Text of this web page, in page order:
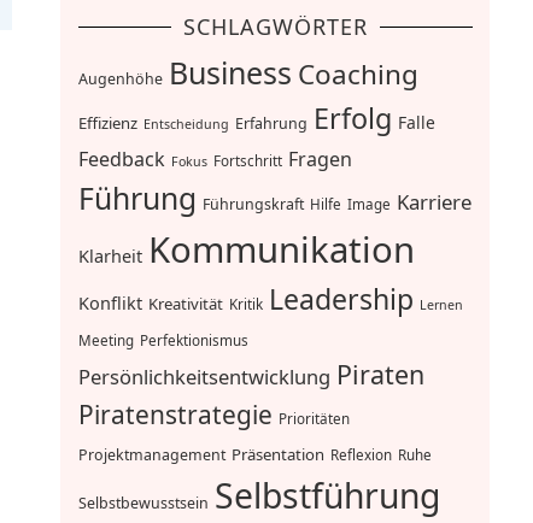
SCHLAGWÖRTER
Augenhöhe Business Coaching
Effizienz Entscheidung Erfahrung Erfolg Falle
Feedback Fokus Fortschritt Fragen
Führung Führungskraft Hilfe Image Karriere
Klarheit Kommunikation
Konflikt Kreativität Kritik Leadership Lernen
Meeting Perfektionismus
Persönlichkeitsentwicklung Piraten
Piratenstrategie Prioritäten
Projektmanagement Präsentation Reflexion Ruhe
Selbstbewusstsein Selbstführung